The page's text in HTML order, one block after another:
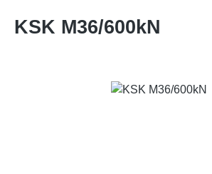
KSK M36/600kN
Bildergalerie überspringen